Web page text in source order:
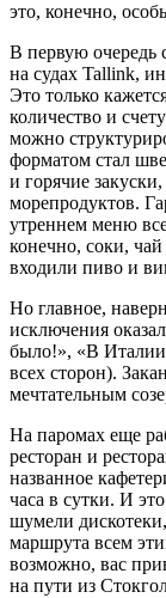
это, конечно,
В первую очередь
на судах Tallink,
Это только
количество и
можно
форматом стал
и горячие
морепродуктов.
утреннем меню
конечно, соки,
входили пиво и
Но главное,
исключения
было!», «В Италии
всех сторон).
мечтательным
На паромах еще
ресторан и
названное
часа в сутки. И
шумели
маршрута всем
возможно, вас
на пути из